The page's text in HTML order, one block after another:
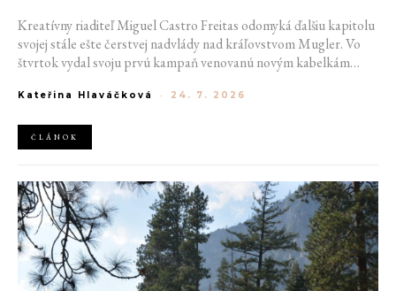
Kreatívny riaditeľ Miguel Castro Freitas odomyká ďalšiu kapitolu
svojej stále ešte čerstvej nadvlády nad kráľovstvom Mugler. Vo
štvrtok vydal svoju prvú kampaň venovanú novým kabelkám
návrhár do módneho domu prišiel. Umne kombinuje výrazy
podobu ženskosti.
Kateřina Hlaváčková - 24. 7. 2026
ČLÁNOK